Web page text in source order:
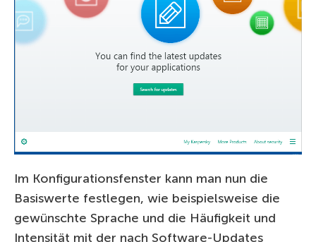
Im Konfigurationsfenster kann man nun die
Basiswerte festlegen, wie beispielsweise die
gewünschte Sprache und die Häufigkeit und
Intensität mit der nach Software-Updates